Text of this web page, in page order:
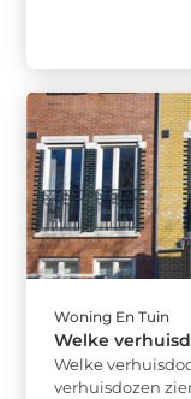
Woning En Tuin
Welke
Welke
verhuisdozen